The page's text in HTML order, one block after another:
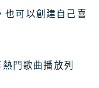
也可以創建自己喜
門歌曲播放列